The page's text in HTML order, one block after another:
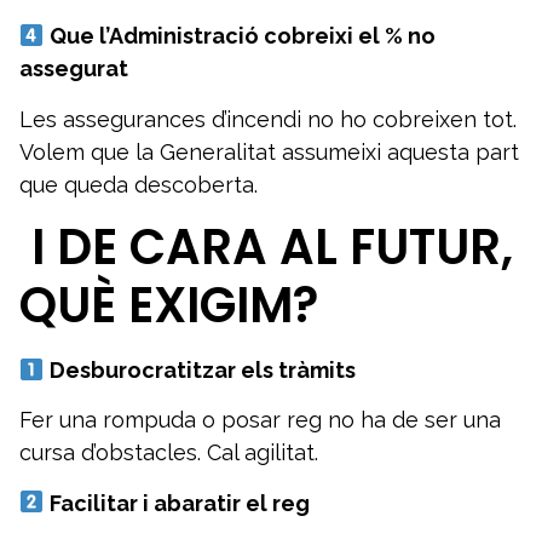
Que l’Administració cobreixi el % no
assegurat
Les assegurances d’incendi no ho cobreixen tot.
Volem que la Generalitat assumeixi aquesta part
que queda descoberta.
️ I DE CARA AL FUTUR,
QUÈ EXIGIM?
Desburocratitzar els tràmits
Fer una rompuda o posar reg no ha de ser una
cursa d’obstacles. Cal agilitat.
Facilitar i abaratir el reg